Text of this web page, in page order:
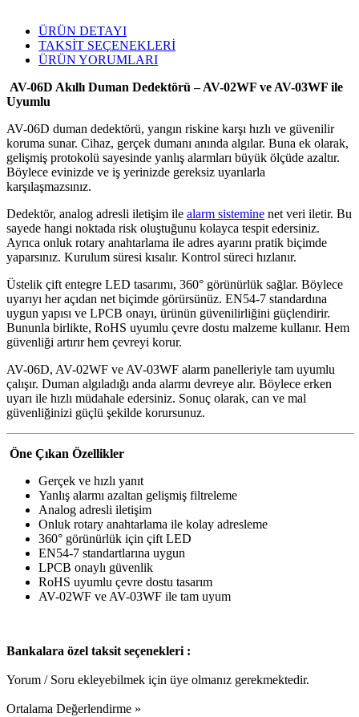
ÜRÜN DETAYI
TAKSİT SEÇENEKLERİ
ÜRÜN YORUMLARI
AV-06D Akıllı Duman Dedektörü – AV-02WF ve AV-03WF ile
Uyumlu
AV-06D duman dedektörü, yangın riskine karşı hızlı ve güvenilir
koruma sunar. Cihaz, gerçek dumanı anında algılar. Buna ek olarak,
gelişmiş protokolü sayesinde yanlış alarmları büyük ölçüde azaltır.
Böylece evinizde ve iş yerinizde gereksiz uyarılarla
karşılaşmazsınız.
Dedektör, analog adresli iletişim ile alarm sistemine net veri iletir. Bu
sayede hangi noktada risk oluştuğunu kolayca tespit edersiniz.
Ayrıca onluk rotary anahtarlama ile adres ayarını pratik biçimde
yaparsınız. Kurulum süresi kısalır. Kontrol süreci hızlanır.
Üstelik çift entegre LED tasarımı, 360° görünürlük sağlar. Böylece
uyarıyı her açıdan net biçimde görürsünüz. EN54-7 standardına
uygun yapısı ve LPCB onayı, ürünün güvenilirliğini güçlendirir.
Bununla birlikte, RoHS uyumlu çevre dostu malzeme kullanır. Hem
güvenliği artırır hem çevreyi korur.
AV-06D, AV-02WF ve AV-03WF alarm panelleriyle tam uyumlu
çalışır. Duman algıladığı anda alarmı devreye alır. Böylece erken
uyarı ile hızlı müdahale edersiniz. Sonuç olarak, can ve mal
güvenliğinizi güçlü şekilde korursunuz.
Öne Çıkan Özellikler
Gerçek ve hızlı yanıt
Yanlış alarmı azaltan gelişmiş filtreleme
Analog adresli iletişim
Onluk rotary anahtarlama ile kolay adresleme
360° görünürlük için çift LED
EN54-7 standartlarına uygun
LPCB onaylı güvenlik
RoHS uyumlu çevre dostu tasarım
AV-02WF ve AV-03WF ile tam uyum
Bankalara özel taksit seçenekleri :
Yorum / Soru ekleyebilmek için üye olmanız gerekmektedir.
Ortalama Değerlendirme »